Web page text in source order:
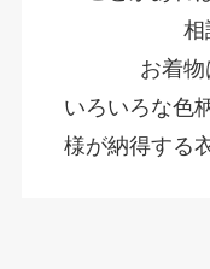
相
お着物
いろいろな色
様が納得する